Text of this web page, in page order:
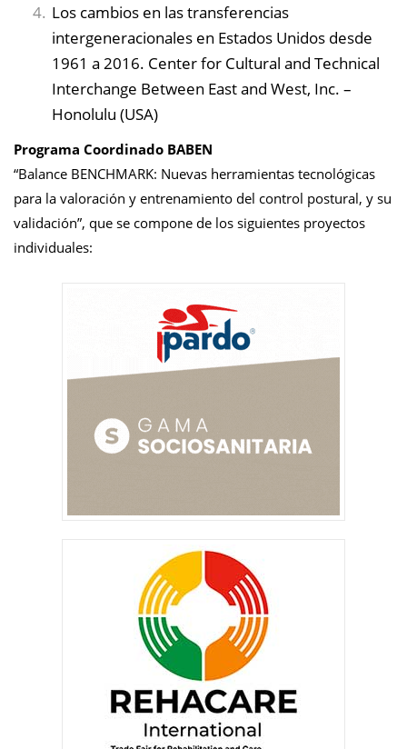
Los cambios en las transferencias
intergeneracionales en Estados Unidos desde
1961 a 2016. Center for Cultural and Technical
Interchange Between East and West, Inc. –
Honolulu (USA)
Programa Coordinado BABEN
“Balance BENCHMARK: Nuevas herramientas tecnológicas
para la valoración y entrenamiento del control postural, y su
validación”, que se compone de los siguientes proyectos
individuales: